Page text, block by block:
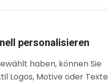
personalisieren
haben, können Sie
Logos, Motive oder Texte